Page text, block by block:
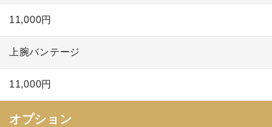
11,000円
上腕バンテージ
11,000円
オプション